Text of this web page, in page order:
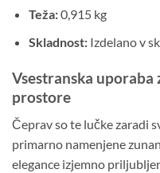
Teža:0,915 kg
Skladnost:Izdelano v
Vsestranska
prostore
Čeprav so te lučke zaradi
primarno namenjene
elegance izjemno